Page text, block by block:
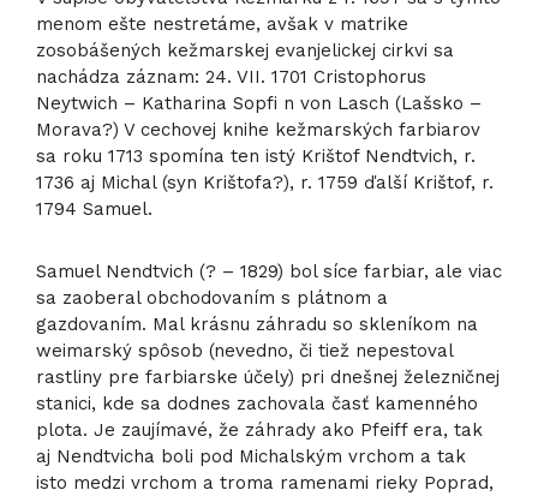
menom ešte nestretáme, avšak v matrike
zosobášených kežmarskej evanjelickej cirkvi sa
nachádza záznam: 24. VII. 1701 Cristophorus
Neytwich – Katharina Sopfi n von Lasch (Lašsko –
Morava?) V cechovej knihe kežmarských farbiarov
sa roku 1713 spomína ten istý Krištof Nendtvich, r.
1736 aj Michal (syn Krištofa?), r. 1759 ďalší Krištof, r.
1794 Samuel.
Samuel Nendtvich (? – 1829) bol síce farbiar, ale viac
sa zaoberal obchodovaním s plátnom a
gazdovaním. Mal krásnu záhradu so skleníkom na
weimarský spôsob (nevedno, či tiež nepestoval
rastliny pre farbiarske účely) pri dnešnej železničnej
stanici, kde sa dodnes zachovala časť kamenného
plota. Je zaujímavé, že záhrady ako Pfeiff era, tak
aj Nendtvicha boli pod Michalským vrchom a tak
isto medzi vrchom a troma ramenami rieky Poprad,